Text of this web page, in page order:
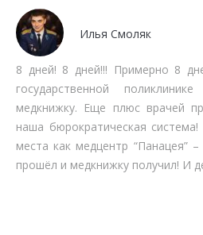
Мочалов Дмитрий
Мне как бизнесмену нет
очередях. Работают быстро,
срокам прохождения.